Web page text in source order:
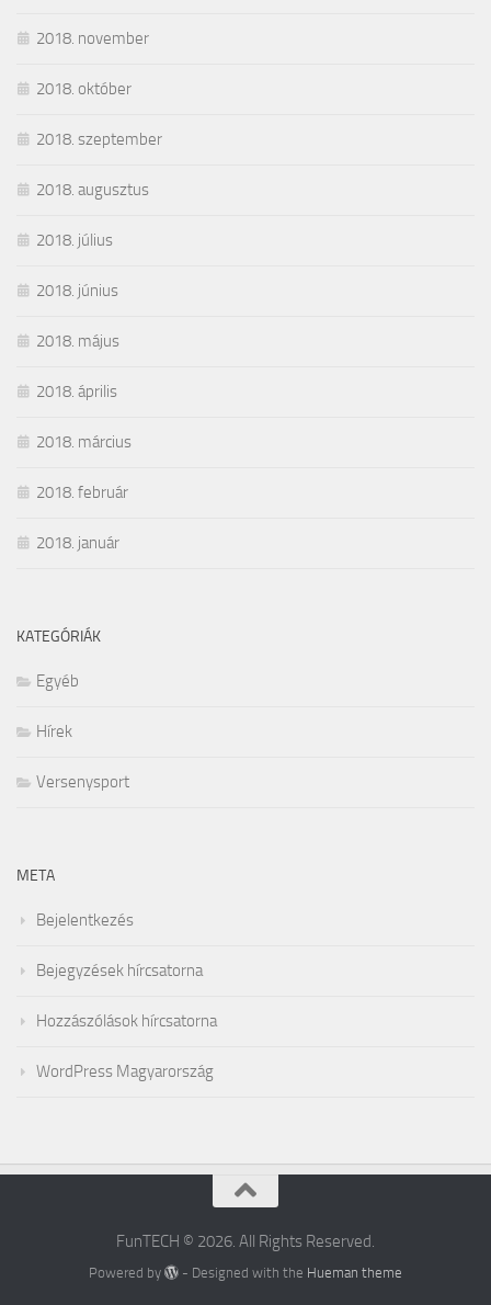
2018. november
2018. október
2018. szeptember
2018. augusztus
2018. július
2018. június
2018. május
2018. április
2018. március
2018. február
2018. január
KATEGÓRIÁK
Egyéb
Hírek
Versenysport
META
Bejelentkezés
Bejegyzések hírcsatorna
Hozzászólások hírcsatorna
WordPress Magyarország
FunTECH © 2026. All Rights Reserved.
Powered by - Designed with the Hueman theme